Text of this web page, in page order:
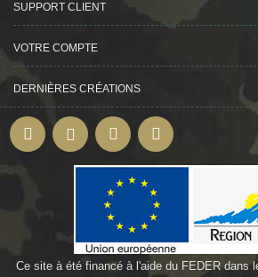
SUPPORT CLIENT
VOTRE COMPTE
DERNIÈRES CRÉATIONS
Ce site à été financé à l'aide du FEDER dans